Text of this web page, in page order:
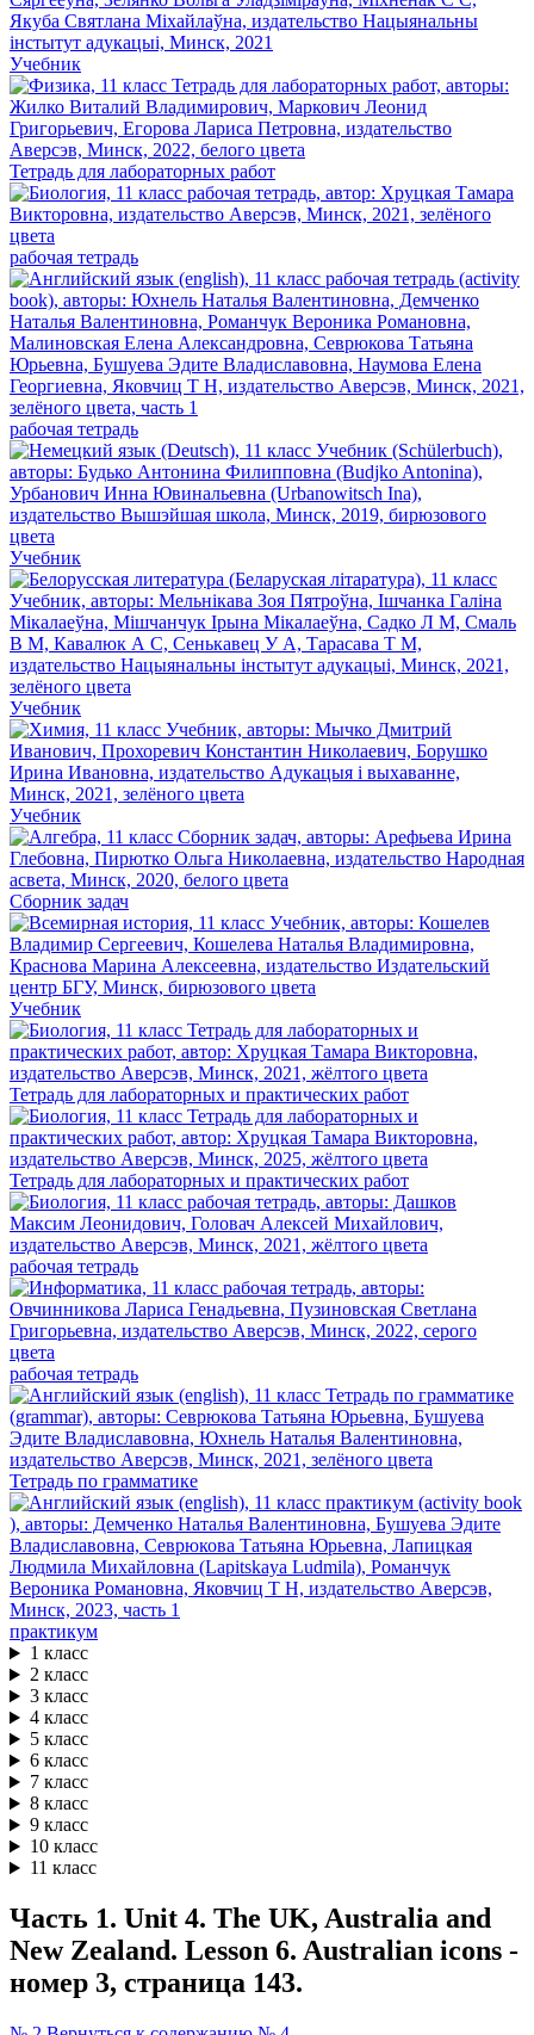
Учебник
Тетрадь для лабораторных работ
рабочая тетрадь
рабочая тетрадь
Учебник
Учебник
Учебник
Сборник задач
Учебник
Тетрадь для лабораторных и практических работ
Тетрадь для лабораторных и практических работ
рабочая тетрадь
рабочая тетрадь
Тетрадь по грамматике
практикум
1 класс
2 класс
3 класс
4 класс
5 класс
6 класс
7 класс
8 класс
9 класс
10 класс
11 класс
Часть 1. Unit 4. The UK, Australia and
New Zealand. Lesson 6. Australian icons -
номер 3, страница 143.